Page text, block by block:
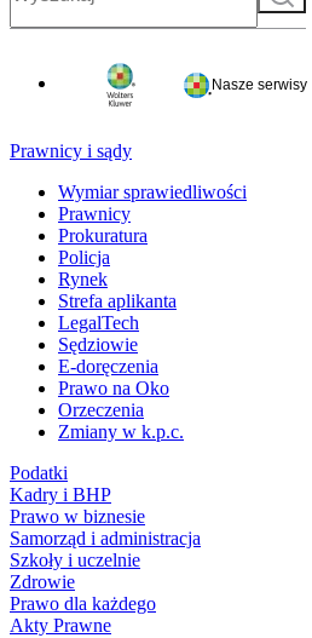
Nasze serwisy
Prawnicy i sądy
Wymiar sprawiedliwości
Prawnicy
Prokuratura
Policja
Rynek
Strefa aplikanta
LegalTech
Sędziowie
E-doręczenia
Prawo na Oko
Orzeczenia
Zmiany w k.p.c.
Podatki
Kadry i BHP
Prawo w biznesie
Samorząd i administracja
Szkoły i uczelnie
Zdrowie
Prawo dla każdego
Akty Prawne